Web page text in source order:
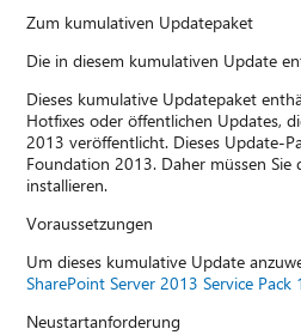
Zum kumulativen Updatepaket
Die in diesem kumulativen Update
Dieses kumulative Updatepaket
Hotfixes oder öffentlichen Updates,
2013 veröffentlicht. Dieses Update-
Foundation 2013. Daher müssen Sie
installieren.
Voraussetzungen
Um dieses kumulative Update
SharePoint Server 2013 Service Pack 1
Neustartanforderung